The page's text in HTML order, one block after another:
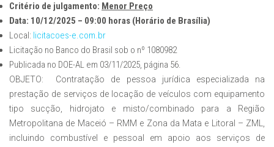
Critério de julgamento: Menor Preço
Data: 10/12/2025 – 09:00 horas (Horário de Brasília)
Local: licitacoes-e.com.br
Licitação no Banco do Brasil sob o nº 1080982
Publicada no DOE-AL em 03/11/2025, página 56.
OBJETO: Contratação de pessoa jurídica especializada na
prestação de serviços de locação de veículos com equipamento
tipo sucção, hidrojato e misto/combinado para a Região
Metropolitana de Maceió – RMM e Zona da Mata e Litoral – ZML,
incluindo combustível e pessoal em apoio aos serviços de